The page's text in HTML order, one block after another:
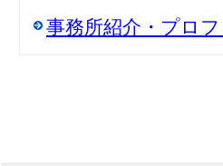
事務所紹介・プロ